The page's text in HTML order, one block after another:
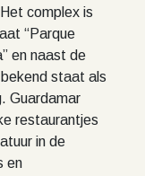
complex is
“Parque
en naast de
staat als
Guardamar
restaurantjes
in de
en